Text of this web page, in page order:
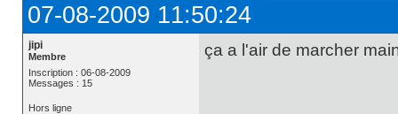
07-08-2009 11:50:24
jipi
Membre
Inscription : 06-08-2009
Messages : 15
ça a l'air de marcher
Hors ligne